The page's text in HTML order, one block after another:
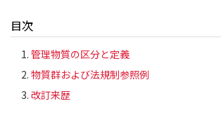
目次
管理物質の区分と定義
物質群および法規制参照例
改訂来歴